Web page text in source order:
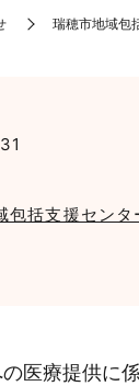
瑞穂市地域包
包括支援セン
医療提供に